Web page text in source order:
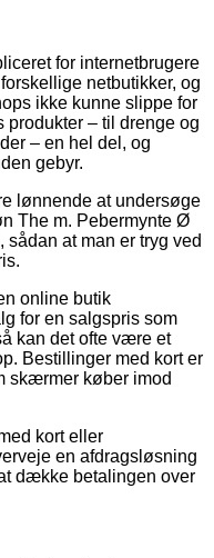
for internetbrugere
netbutikker, og
ikke kunne slippe for
– til drenge og
– en hel del, og
gebyr.
lønnende at undersøge
The m. Pebermynte Ø
at man er tryg ved
online butik
for en salgspris som
kan det ofte være et
Bestillinger med kort er
skærmer køber imod
kort eller
en afdragsløsning
dække betalingen over